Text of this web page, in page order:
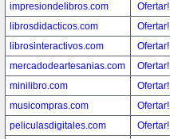
impresiondelibros.com
librosdidacticos.com
librosinteractivos.com
mercadodeartesanias.com
minilibro.com
musicompras.com
peliculasdigitales.com